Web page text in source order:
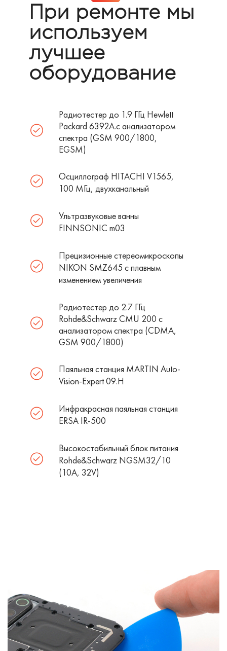
При ремонте мы
используем
лучшее
оборудование
Радиотестер до 1.9 ГГц Hewlett
Packard 6392A.с анализатором
спектра (GSM 900/1800,
EGSM)
Осциллограф HITACHI V1565,
100 МГц, двухканальный
Ультразвуковые ванны
FINNSONIC m03
Прецизионные стереомикроскопы
NIKON SMZ645 c плавным
изменением увеличения
Радиотестер до 2.7 ГГц
Rohde&Schwarz CMU 200 с
анализатором спектра (CDMA,
GSM 900/1800)
Паяльная станция MARTIN Auto-
Vision-Expert 09.H
Инфракрасная паяльная станция
ERSA IR-500
Высокостабильный блок питания
Rohde&Schwarz NGSM32/10
(10А, 32V)